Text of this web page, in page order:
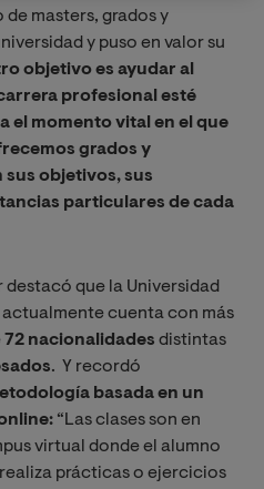
masters, grados y
y puso en valor su
objetivo es ayudar al
profesional esté
el momento vital en el que
grados y
objetivos, sus
particulares de cada
destacó que la Universidad
cuenta con más
72 nacionalidades distintas
. Y recordó
basada en un
“Las clases son en
virtual donde el alumno
prácticas o ejercicios